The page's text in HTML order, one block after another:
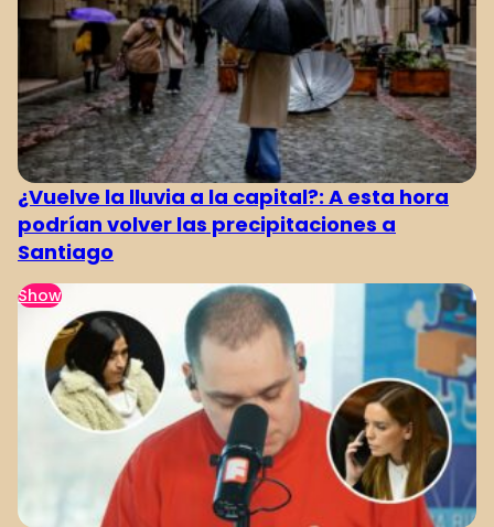
¿Vuelve la lluvia a la capital?: A esta hora
podrían volver las precipitaciones a
Santiago
Show